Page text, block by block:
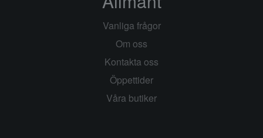
Vanliga frågor
Om oss
Kontakta oss
Öppettider
Våra butiker